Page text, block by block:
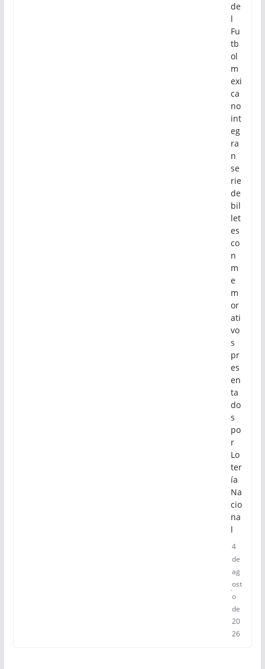
de
l
Fu
tb
ol
m
exi
ca
no
int
eg
ra
n
se
rie
de
bil
let
es
co
n
m
e
m
or
ati
vo
s
pr
es
en
ta
do
s
po
r
Lo
ter
ía
Na
cio
na
l
4
de
ag
ost
o
de
20
26